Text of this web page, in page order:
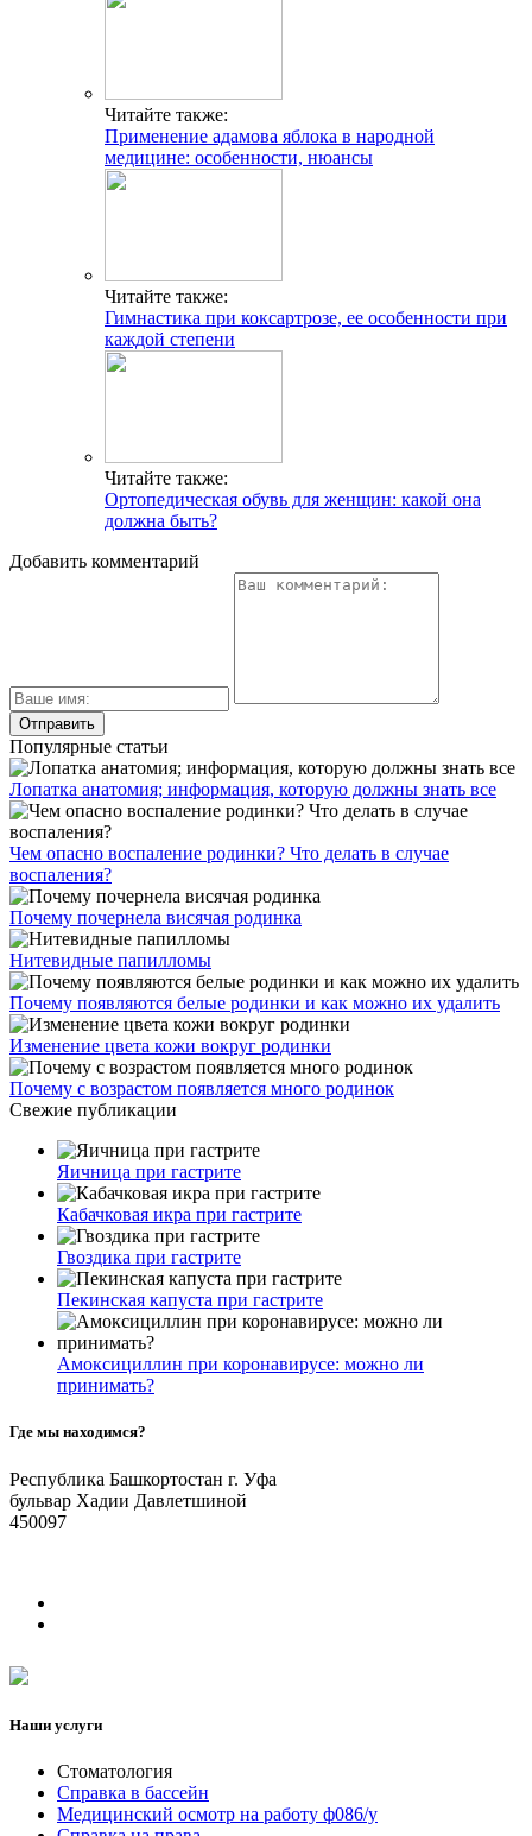
Читайте также:
Применение адамова яблока в народной
медицине: особенности, нюансы
Читайте также:
Гимнастика при коксартрозе, ее особенности при
каждой степени
Читайте также:
Ортопедическая обувь для женщин: какой она
должна быть?
Добавить комментарий
Популярные статьи
Лопатка анатомия; информация, которую должны знать все
Чем опасно воспаление родинки? Что делать в случае
воспаления?
Почему почернела висячая родинка
Нитевидные папилломы
Почему появляются белые родинки и как можно их удалить
Изменение цвета кожи вокруг родинки
Почему с возрастом появляется много родинок
Свежие публикации
Яичница при гастрите
Кабачковая икра при гастрите
Гвоздика при гастрите
Пекинская капуста при гастрите
Амоксициллин при коронавирусе: можно ли
принимать?
Где мы находимся?
Республика Башкортостан г. Уфа
бульвар Хадии Давлетшиной
450097
Наши услуги
Стоматология
Справка в бассейн
Медицинский осмотр на работу ф086/у